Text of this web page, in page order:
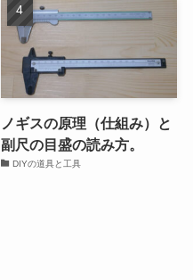
ノギスの原理（仕組み）と
副尺の目盛の読み方。
DIYの道具と工具